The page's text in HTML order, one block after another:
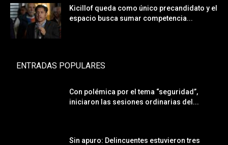
Kicillof queda como único precandidato y el
espacio busca sumar competencia...
ENTRADAS POPULARES
Con polémica por el tema “seguridad”,
iniciaron las sesiones ordinarias del...
Sin apuro: Delincuentes estuvieron tres